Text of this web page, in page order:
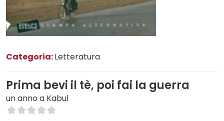
Categoria:Letteratura
Prima bevi il tè, poi fai la guerra
un anno a Kabul